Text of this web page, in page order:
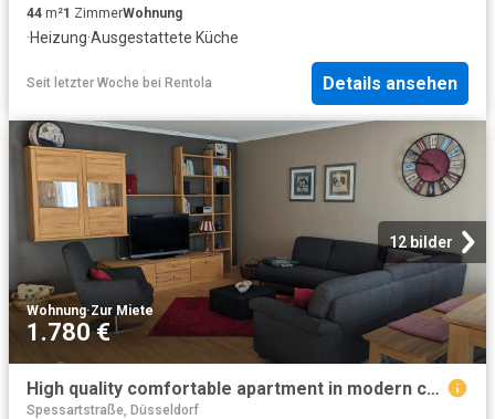
44 m²1 ZimmerWohnung
·Heizung·Ausgestattete Küche
Seit letzter Woche bei Rentola Details ansehen
12 bilder
Wohnung·Zur Miete
1.780 €
High quality comfortable apartment in modern country house style in TOP location
Spessartstraße, Düsseldorf